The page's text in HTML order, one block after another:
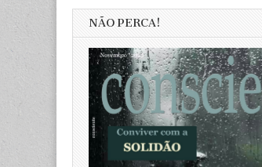
NÃO PERCA!